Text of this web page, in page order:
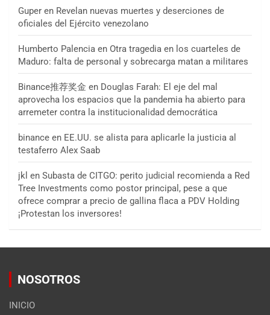
Guper en Revelan nuevas muertes y deserciones de
oficiales del Ejército venezolano
Humberto Palencia en Otra tragedia en los cuarteles de
Maduro: falta de personal y sobrecarga matan a militares
Binance推荐奖金 en Douglas Farah: El eje del mal
aprovecha los espacios que la pandemia ha abierto para
arremeter contra la institucionalidad democrática
binance en EE.UU. se alista para aplicarle la justicia al
testaferro Alex Saab
jkl en Subasta de CITGO: perito judicial recomienda a Red
Tree Investments como postor principal, pese a que
ofrece comprar a precio de gallina flaca a PDV Holding
¡Protestan los inversores!
NOSOTROS
INICIO